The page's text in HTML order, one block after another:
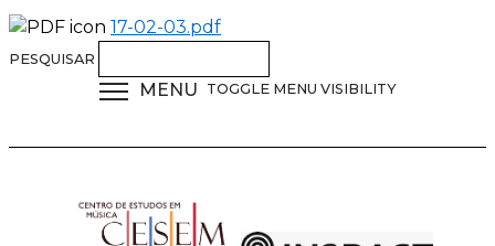
17-02-03.pdf
PESQUISAR
MENU TOGGLE MENU VISIBILITY